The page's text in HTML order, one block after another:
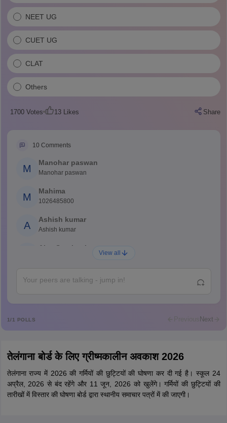
NEET UG
CUET UG
CLAT
Others
1700Votes 13Likes Share
10 Comments
M
Manohar paswan
Manohar paswan
M
Mahima
1026485800
A
Ashish kumar
Ashish kumar
Ajay Santhosh
A
Abdulajeezsh
Mohammad Safwan
i want to take admission in class 11
S
Sreehari unni
View all
1/1 POLLS Previous Next
तेलंगाना बोर्ड के लिए ग्रीष्मकालीन अवकाश 2026
तेलंगाना राज्य में 2026 की गर्मियों की छुट्टियों की घोषणा कर दी गई है। स्कूल 24
अप्रैल, 2026 से बंद रहेंगे और 11 जून, 2026 को खुलेंगे। गर्मियों की छुट्टियों की
तारीखों में विस्तार की घोषणा बोर्ड द्वारा स्थानीय समाचार पत्रों में की जाएगी।